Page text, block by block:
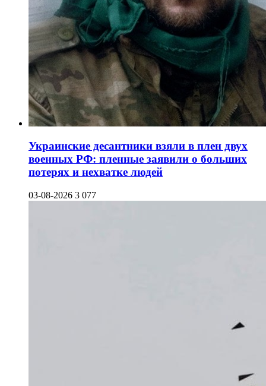
Украинские десантники взяли в плен двух
военных РФ: пленные заявили о больших
потерях и нехватке людей
03-08-2026 3 077